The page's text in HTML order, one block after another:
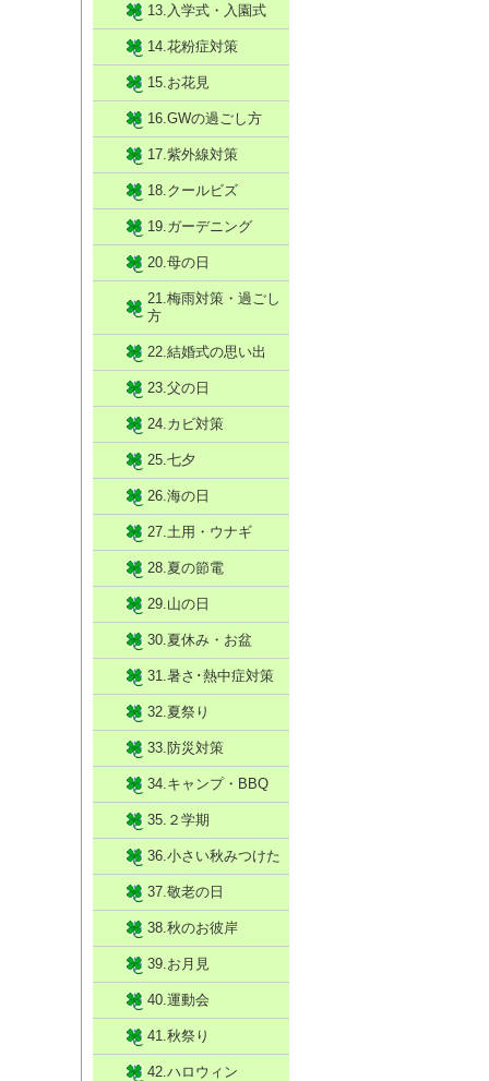
13.入学式・入園式
14.花粉症対策
15.お花見
16.GWの過ごし方
17.紫外線対策
18.クールビズ
19.ガーデニング
20.母の日
21.梅雨対策・過ごし
方
22.結婚式の思い出
23.父の日
24.カビ対策
25.七夕
26.海の日
27.土用・ウナギ
28.夏の節電
29.山の日
30.夏休み・お盆
31.暑さ･熱中症対策
32.夏祭り
33.防災対策
34.キャンプ・BBQ
35.２学期
36.小さい秋みつけた
37.敬老の日
38.秋のお彼岸
39.お月見
40.運動会
41.秋祭り
42.ハロウィン